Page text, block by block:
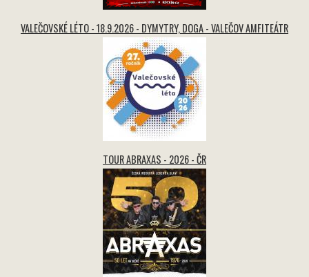
VALEČOVSKÉ LÉTO - 18.9.2026 - DYMYTRY, DOGA - VALEČOV AMFITEÁTR
TOUR ABRAXAS - 2026 - ČR